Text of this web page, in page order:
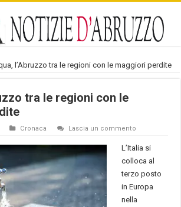
l’Abruzzo tra le regioni con le maggiori perdite
tra le regioni con le
Cronaca Lascia un commento
L’Italia si
colloca al
terzo posto
in Europa
nella